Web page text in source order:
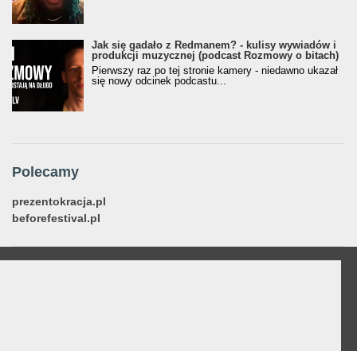
Jak się gadało z Redmanem? - kulisy wywiadów i
produkcji muzycznej (podcast Rozmowy o bitach)
Pierwszy raz po tej stronie kamery - niedawno ukazał
się nowy odcinek podcastu...
Polecamy
prezentokracja.pl
beforefestival.pl